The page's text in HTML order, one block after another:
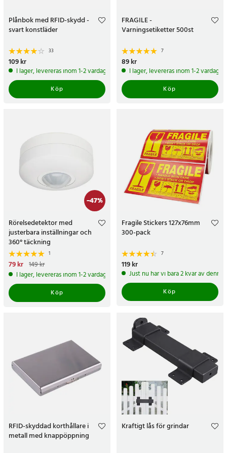
Plånbok med RFID-skydd -
svart konstläder
33
Pris:109 kr
109 kr
I lager, levereras inom 1-2 vardagar
Köp
FRAGILE -
Varningsetiketter 500st
7
Pris:89 kr
89 kr
I lager, levereras inom 1-2 vardagar
Köp
-47%
Rörelsedetektor med
justerbara inställningar och
360° täckning
1
Nuvarande pris
pris:149 kr
79 kr 149 kr
I lager, levereras inom 1-2 vardagar
Köp
Fragile Stickers 127x76mm
300-pack
7
Pris:119 kr
119 kr
Just nu har vi bara 2 kvar av denna
Köp
RFID-skyddad korthållare i
metall med knappöppning
Kraftigt lås för grindar